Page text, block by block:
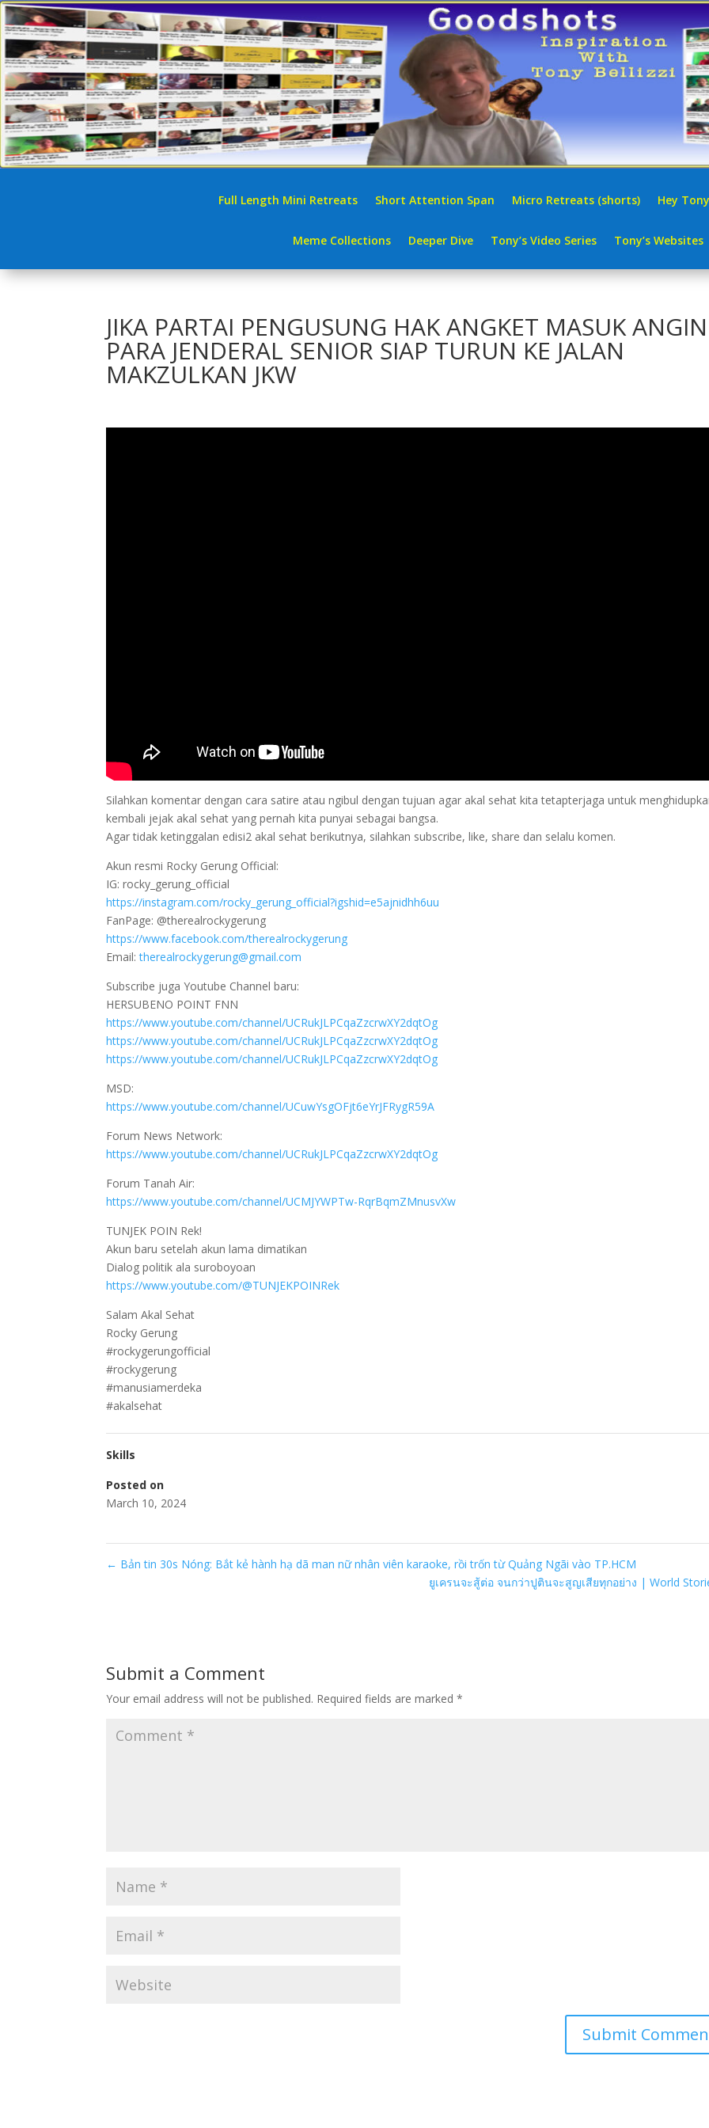
Full Length Mini Retreats Short Attention Span Micro Retreats (shorts) Hey
Meme Collections Deeper Dive Tony’s Video Series Tony’s Websites
JIKA PARTAI PENGUSUNG HAK ANGKET MASUK
PARA JENDERAL SENIOR SIAP TURUN KE JALAN
MAKZULKAN JKW
Silahkan komentar dengan cara satire atau ngibul dengan tujuan agar akal sehat kita tetapterjaga untuk
kembali jejak akal sehat yang pernah kita punyai sebagai bangsa.
Agar tidak ketinggalan edisi2 akal sehat berikutnya, silahkan subscribe, like, share dan selalu komen.
Akun resmi Rocky Gerung Official:
IG: rocky_gerung_official
https://instagram.com/rocky_gerung_official?igshid=e5ajnidhh6uu
FanPage: @therealrockygerung
https://www.facebook.com/therealrockygerung
Email:therealrockygerung@gmail.com
Subscribe juga Youtube Channel baru:
HERSUBENO POINT FNN
https://www.youtube.com/channel/UCRukJLPCqaZzcrwXY2dqtOg
https://www.youtube.com/channel/UCRukJLPCqaZzcrwXY2dqtOg
https://www.youtube.com/channel/UCRukJLPCqaZzcrwXY2dqtOg
MSD:
https://www.youtube.com/channel/UCuwYsgOFjt6eYrJFRygR59A
Forum News Network:
https://www.youtube.com/channel/UCRukJLPCqaZzcrwXY2dqtOg
Forum Tanah Air:
https://www.youtube.com/channel/UCMJYWPTw-RqrBqmZMnusvXw
TUNJEK POIN Rek!
Akun baru setelah akun lama dimatikan
Dialog politik ala suroboyoan
https://www.youtube.com/@TUNJEKPOINRek
Salam Akal Sehat
Rocky Gerung
#rockygerungofficial
#rockygerung
#manusiamerdeka
#akalsehat
Skills
Posted on
March 10, 2024
← Bản tin 30s Nóng: Bắt kẻ hành hạ dã man nữ nhân viên karaoke, rồi trốn từ Quảng Ngãi vào TP.HCM
ยูเครนจะสู้ต่อ จนกว่าปูตินจะสูญเสียทุกอย่าง | World
Submit a Comment
Your email address will not be published. Required fields are marked*